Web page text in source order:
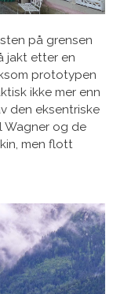
på grensen
jakt etter en
prototypen
ikke mer enn
den eksentriske
Wagner og de
men flott